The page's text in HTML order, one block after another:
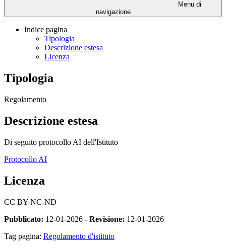
Menu di
navigazione
Indice pagina
Tipologia
Descrizione estesa
Licenza
Tipologia
Regolamento
Descrizione estesa
Di seguito protocollo AI dell'Istituto
Protocollo AI
Licenza
CC BY-NC-ND
Pubblicato: 12-01-2026 - Revisione: 12-01-2026
Tag pagina: Regolamento d'istituto